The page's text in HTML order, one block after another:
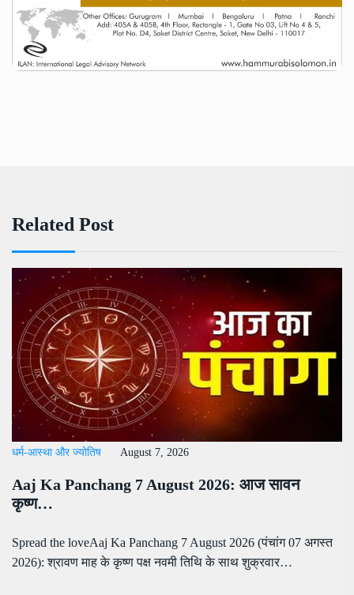
Related Post
धर्म-आस्था और ज्योतिष August 7, 2026
Aaj Ka Panchang 7 August 2026: आज सावन
कृष्ण…
Spread the loveAaj Ka Panchang 7 August 2026 (पंचांग 07 अगस्त
2026): श्रावण माह के कृष्ण पक्ष नवमी तिथि के साथ शुक्रवार…